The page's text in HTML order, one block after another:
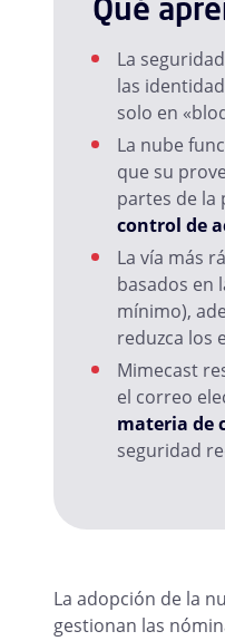
Qué
La
las
solo en
La nube
que su
partes de la
control de
La vía más
basados en
mínimo),
reduzca los
Mimecast
el correo
materia de
seguridad
La adopción de la
gestionan las